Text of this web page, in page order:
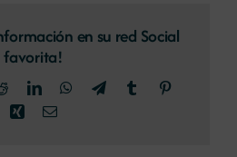
en su red Social
favorita!
RedditLinkedInWhatsApp
TelegramTumblr
XingCorreo